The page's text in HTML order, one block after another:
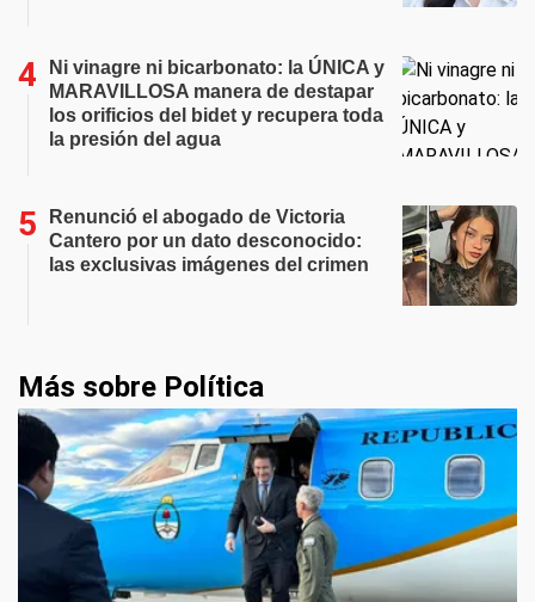
Ni vinagre ni bicarbonato: la ÚNICA y
MARAVILLOSA manera de destapar
los orificios del bidet y recupera toda
la presión del agua
Renunció el abogado de Victoria
Cantero por un dato desconocido:
las exclusivas imágenes del crimen
Más sobre Política